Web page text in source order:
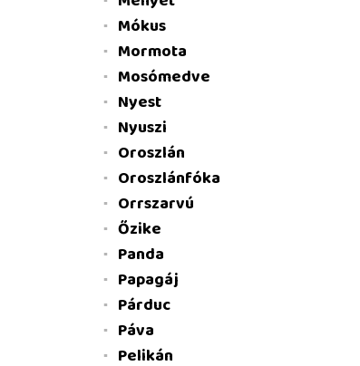
Mókus
Mormota
Mosómedve
Nyest
Nyuszi
Oroszlán
Oroszlánfóka
Orrszarvú
Őzike
Panda
Papagáj
Párduc
Páva
Pelikán